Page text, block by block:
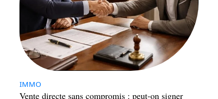
IMMO
Vente directe sans compromis : peut-on signer